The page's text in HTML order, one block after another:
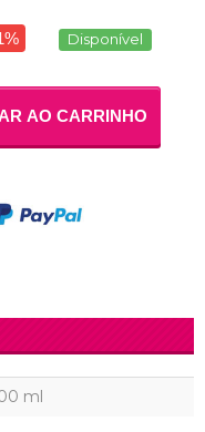
Disponível
AO CARRINHO
ml